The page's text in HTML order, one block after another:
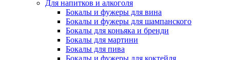
Для напитков и алкоголя
Бокалы и фужеры для вина
Бокалы и фужеры для шампанского
Бокалы для коньяка и бренди
Бокалы для мартини
Бокалы для пива
Бокалы и фужеры для коктейля